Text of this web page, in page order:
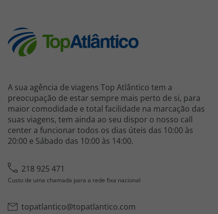
A sua agência de viagens Top Atlântico tem a
preocupação de estar sempre mais perto de si, para
maior comodidade e total facilidade na marcação das
suas viagens, tem ainda ao seu dispor o nosso call
center a funcionar todos os dias úteis das 10:00 às
20:00 e Sábado das 10:00 às 14:00.
218 925 471
Custo de uma chamada para a rede fixa nacional
topatlantico@topatlantico.com